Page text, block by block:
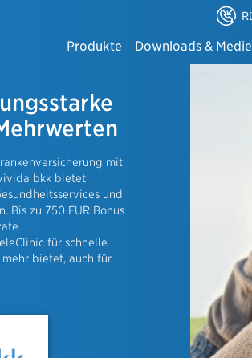
Produkte
Leistungen
für Gewerbekunden
Downloads &
Downloadbereich -
⇒ Downloads Altersvorsorge
⇒ Downloads
⇒ Downloads Gesundheit
⇒ Downloads Hab & Gut
⇒ Downloads Kfz-
⇒ Downloads Gewerbe
mit
bkk bietet
und
Bis zu 750 EUR Bonus
für schnelle
bietet, auch für